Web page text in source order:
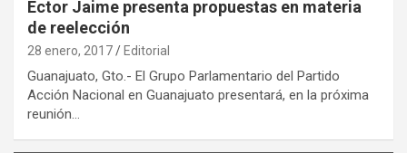
Éctor Jaime presenta propuestas en materia
de reelección
28 enero, 2017 Editorial
Guanajuato, Gto.- El Grupo Parlamentario del Partido
Acción Nacional en Guanajuato presentará, en la próxima
reunión…